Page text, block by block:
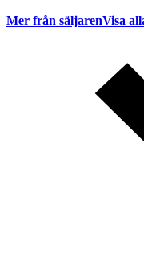
Mer från säljarenVisa